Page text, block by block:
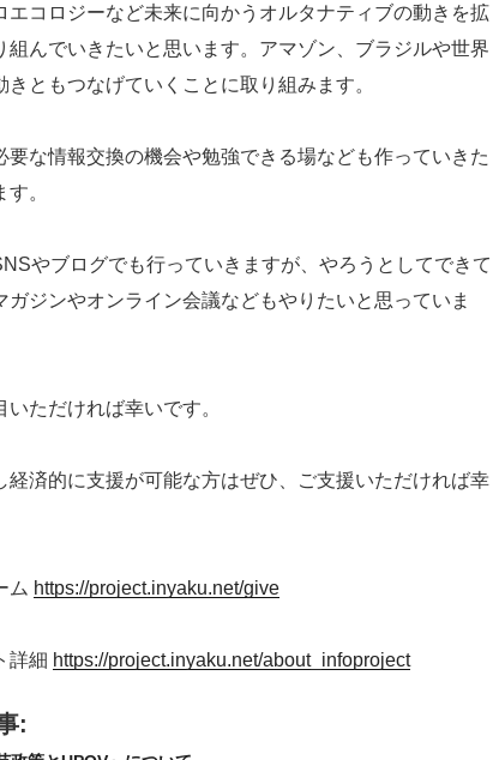
エコロジーなど未来に向かうオルタナティブの動きを拡
組んでいきたいと思います。アマゾン、ブラジルや世界
きともつなげていくことに取り組みます。
な情報交換の機会や勉強できる場なども作っていきた
。
やブログでも行っていきますが、やろうとしてできて
ガジンやオンライン会議などもやりたいと思っていま
ただければ幸いです。
済的に支援が可能な方はぜひ、ご支援いただければ幸
ム https://project.inyaku.net/give
詳細 https://project.inyaku.net/about_infoproject
: